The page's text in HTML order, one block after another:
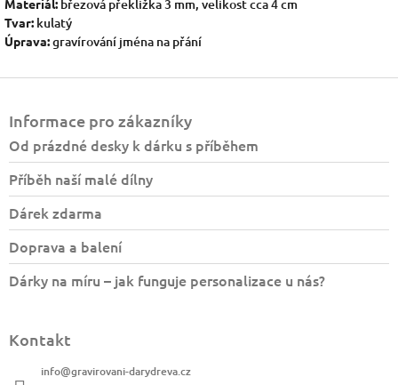
Materiál: březová překližka 3 mm, velikost cca 4 cm
Tvar: kulatý
Úprava:gravírování jména na přání
Informace pro zákazníky
Od prázdné desky k dárku s příběhem
Příběh naší malé dílny
Dárek zdarma
Doprava a balení
Dárky na míru – jak funguje personalizace u nás?
Kontakt
info@gravirovani-darydreva.cz